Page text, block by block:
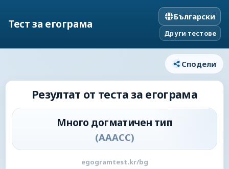
Тест за егограма
Български
Други тестове
Сподели
Резултат от теста за егограма
Много догматичен тип
(AAACC)
egogramtest.kr/bg